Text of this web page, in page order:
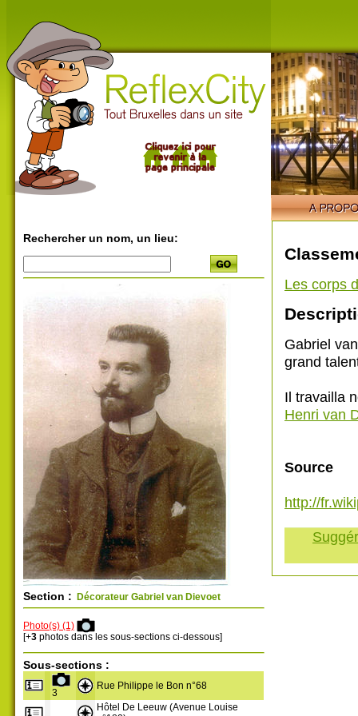
Rechercher un nom, un lieu:
Section : Décorateur Gabriel van Dievoet
Photo(s) (1)
[+3 photos dans les sous-sections ci-dessous]
Sous-sections :
3
Rue Philippe le Bon n°68
Hôtel De Leeuw (Avenue Louise
Les corps
Gabriel
grand
Il travailla
Henri van
Source
http://